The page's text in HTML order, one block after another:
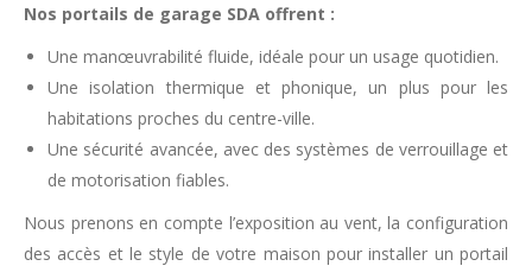
Nos portails de garage SDA offrent :
Une manœuvrabilité fluide, idéale pour un usage quotidien.
Une isolation thermique et phonique, un plus pour les
habitations proches du centre-ville.
Une sécurité avancée, avec des systèmes de verrouillage et
de motorisation fiables.
Nous prenons en compte l’exposition au vent, la configuration
des accès et le style de votre maison pour installer un portail